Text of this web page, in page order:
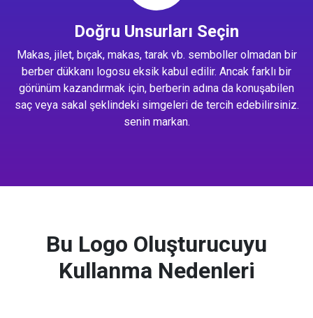
Doğru Unsurları Seçin
Makas, jilet, bıçak, makas, tarak vb. semboller olmadan bir
berber dükkanı logosu eksik kabul edilir. Ancak farklı bir
görünüm kazandırmak için, berberin adına da konuşabilen
saç veya sakal şeklindeki simgeleri de tercih edebilirsiniz.
senin markan.
Bu Logo Oluşturucuyu
Kullanma Nedenleri